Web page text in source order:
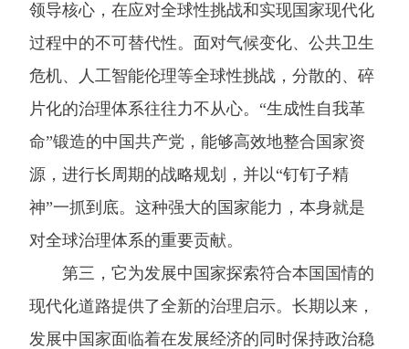
领导核心，在应对全球性挑战和实现国家现代化
过程中的不可替代性。面对气候变化、公共卫生
危机、人工智能伦理等全球性挑战，分散的、碎
片化的治理体系往往力不从心。“生成性自我革
命”锻造的中国共产党，能够高效地整合国家资
源，进行长周期的战略规划，并以“钉钉子精
神”一抓到底。这种强大的国家能力，本身就是
对全球治理体系的重要贡献。
第三，它为发展中国家探索符合本国国情的
现代化道路提供了全新的治理启示。长期以来，
发展中国家面临着在发展经济的同时保持政治稳